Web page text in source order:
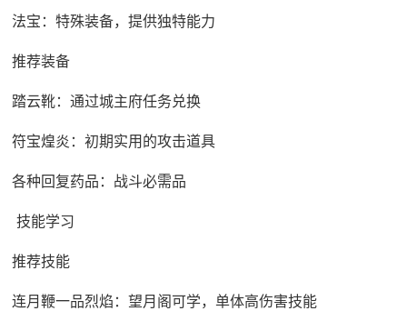
法宝：特殊装备，提供独特能力
推荐装备
踏云靴：通过城主府任务兑换
符宝煌炎：初期实用的攻击道具
各种回复药品：战斗必需品
技能学习
推荐技能
连月鞭一品烈焰：望月阁可学，单体高伤害技能